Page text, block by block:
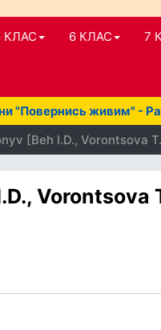
КЛАС 6 КЛАС 7
"Повернись живим" -
[Beh I.D., Vorontsova
Vorontsova